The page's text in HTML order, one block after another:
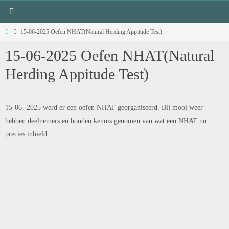
15-06-2025 Oefen NHAT(Natural Herding Appitude Test)
15-06-2025 Oefen NHAT(Natural
Herding Appitude Test)
15-06- 2025 werd er een oefen NHAT georganiseerd. Bij mooi weer
hebben deelnemers en honden kennis genomen van wat een NHAT nu
precies inhield.